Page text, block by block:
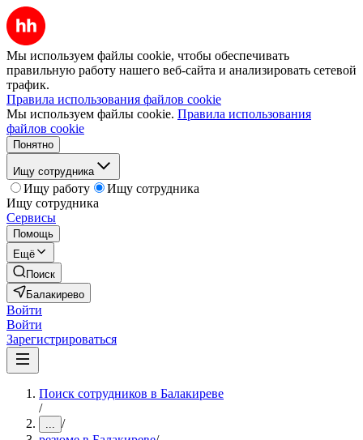
Мы используем файлы cookie, чтобы обеспечивать
правильную работу нашего веб-сайта и анализировать сетевой
трафик.
Правила использования файлов cookie
Мы используем файлы cookie. Правила использования
файлов cookie
Понятно
Ищу сотрудника
Ищу работу
Ищу сотрудника
Ищу сотрудника
Сервисы
Помощь
Ещё
Поиск
Балакирево
Войти
Войти
Зарегистрироваться
Поиск сотрудников в Балакиреве
/
... /